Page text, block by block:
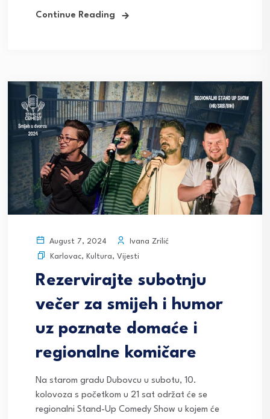
Continue Reading
August 7, 2024
Ivana Zrilić
Karlovac, Kultura, Vijesti
Rezervirajte subotnju
večer za smijeh i humor
uz poznate domaće i
regionalne komičare
Na starom gradu Dubovcu u subotu, 10.
kolovoza s početkom u 21 sat održat će se
regionalni Stand-Up Comedy Show u kojem će